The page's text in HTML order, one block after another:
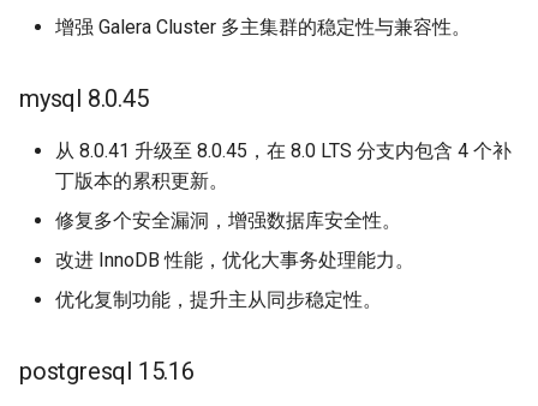
增强 Galera Cluster 多主集群的稳定性与兼容性。
mysql 8.0.45
从 8.0.41 升级至 8.0.45，在 8.0 LTS 分支内包含 4 个补
丁版本的累积更新。
修复多个安全漏洞，增强数据库安全性。
改进 InnoDB 性能，优化大事务处理能力。
优化复制功能，提升主从同步稳定性。
postgresql 15.16